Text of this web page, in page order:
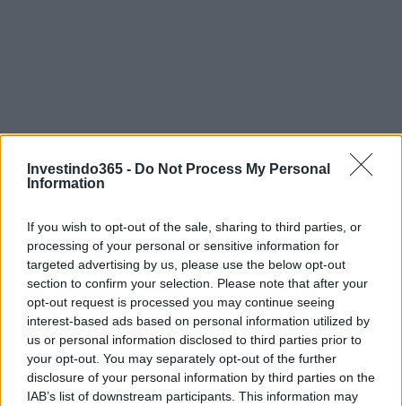
Investindo365 - Do Not Process My Personal
Information
If you wish to opt-out of the sale, sharing to third parties, or
processing of your personal or sensitive information for
targeted advertising by us, please use the below opt-out
section to confirm your selection. Please note that after your
opt-out request is processed you may continue seeing
interest-based ads based on personal information utilized by
us or personal information disclosed to third parties prior to
your opt-out. You may separately opt-out of the further
disclosure of your personal information by third parties on the
IAB’s list of downstream participants. This information may
Continue lendo
MOEDAS CRIPTOGRÁFICAS